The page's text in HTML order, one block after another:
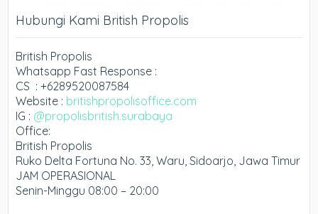
Hubungi Kami British Propolis
British Propolis
Whatsapp Fast Response :
CS : +6289520087584
Website : britishpropolisoffice.com
IG : @propolisbritish.surabaya
Office:
British Propolis
Ruko Delta Fortuna No. 33, Waru, Sidoarjo, Jawa Timur
JAM OPERASIONAL
Senin-Minggu 08:00 – 20:00